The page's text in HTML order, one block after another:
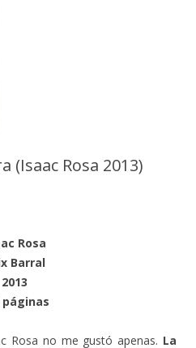
(Isaac Rosa 2013)
Rosa
Barral
2013
páginas
Rosa no me gustó apenas. La